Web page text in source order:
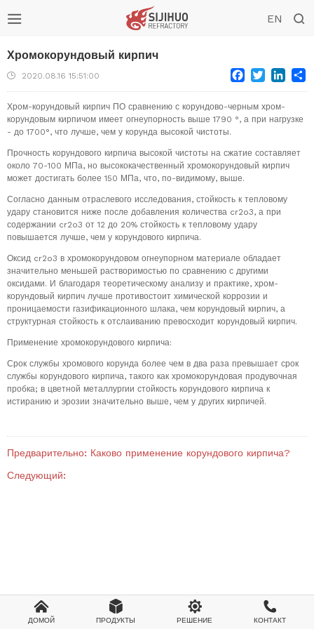
 EN 
Хромокорундовый кирпич
 2020.08.16 15:51:00 Facebook
Twitter
Хром-корундовый кирпич ПО сравнению с корундово-черным хром-
корундовым кирпичом имеет огнеупорность выше 1790 °, а при нагрузке
- до 1700°, что лучше, чем у корунда высокой чистоты.
Прочность корундового кирпича высокой чистоты на сжатие составляет
около 70-100 МПа, но высококачественный хромокорундовый кирпич
может достигать более 150 МПа, что, по-видимому, выше.
Согласно данным отраслевого исследования, стойкость к тепловому
удару становится ниже после добавления количества cr2o3, а при
содержании cr2o3 от 12 до 20% стойкость к тепловому удару
повышается лучше, чем у корундового кирпича.
Оксид cr2o3 в хромокорундовом огнеупорном материале обладает
значительно меньшей растворимостью по сравнению с другими
оксидами. И благодаря теоретическому анализу и практике, хром-
корундовый кирпич лучше противостоит химической коррозии и
проницаемости газификационного шлака, чем корундовый кирпич, а
структурная стойкость к отслаиванию превосходит корундовый кирпич.
Применение хромокорундового кирпича:
Срок службы хромового корунда более чем в два раза превышает срок
службы корундового кирпича, такого как хромокорундовая продувочная
пробка; в цветной металлургии стойкость корундового кирпича к
истиранию и эрозии значительно выше, чем у других кирпичей.
Предварительно: Каково применение корундового кирпича?
Следующий:

ДОМОЙ

ПРОДУКТЫ

РЕШЕНИЕ

КОНТАКТ